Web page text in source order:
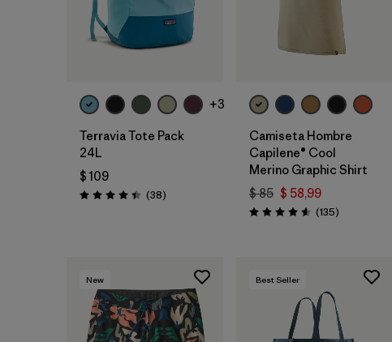
Agregar a la
Bolsa
+3
Terravia Tote Pack
24L
$ 109
Valoración: 4.4 / 5
(38Comentarios
)
Camiseta Hombre
Capilene® Cool
Merino Graphic Shirt
$ 85 $ 58,99
Valoración: 4.6 / 5
(135Comentarios
)
New Best Seller